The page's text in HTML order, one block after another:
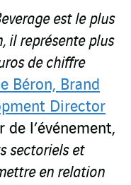
est le plus
il représente plus
de chiffre
Béron, Brand
Director
l’événement,
sectoriels et
en relation